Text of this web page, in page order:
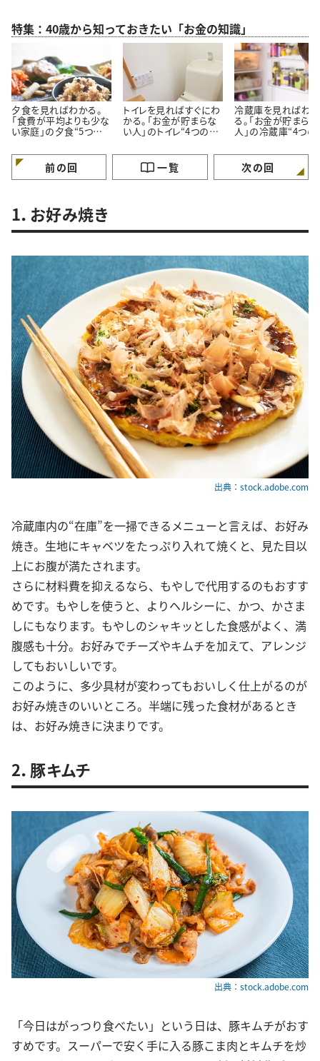
特集：40歳から知っておきたい「お金の知識」
夕食を見ればわかる。
「食費が平均よりも少な
い家庭」の夕食“5つの
トイレを見ればすぐにわ
かる。「お金が貯まらな
い人」のトイレ“4つの特
冷蔵庫を見ればわか
る。「お金が貯まら
人」の冷蔵庫“4つの
前の回 一覧 次の回
1．お好み焼き
出典：stock.adobe.com
冷蔵庫内の“在庫”を一掃できるメニューと言えば、お好み
焼き。生地にキャベツをたっぷり入れて焼くと、見た目以
上にお腹が満たされます。
さらに材料費を抑えるなら、もやしで代用するのもおすす
めです。もやしを使うと、よりヘルシーに、かつ、かさま
しにもなります。もやしのシャキッとした食感がよく、満
腹感も十分。お好みでチーズやキムチを加えて、アレンジ
してもおいしいです。
このように、多少具材が変わってもおいしく仕上がるのが
お好み焼きのいいところ。半端に残った食材があるとき
は、お好み焼きに決まりです。
2．豚キムチ
出典：stock.adobe.com
「今日はがっつり食べたい」という日は、豚キムチがおす
すめです。スーパーで安く手に入る豚こま肉とキムチを炒